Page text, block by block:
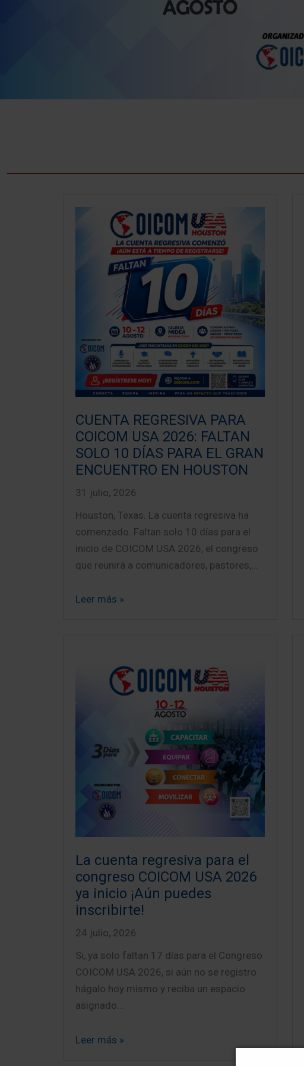
CUENTA REGRESIVA PARA
COICOM USA 2026: FALTAN
SOLO 10 DÍAS PARA EL GRAN
ENCUENTRO EN HOUSTON
31 julio, 2026
Houston, Texas. La cuenta regresiva ha
comenzado. Faltan solo 10 días para el
inicio de COICOM USA 2026, el congreso
que reunirá a comunicadores, pastores,…
Leer más »
La cuenta regresiva para el
congreso COICOM USA 2026
ya inicio ¡Aún puedes
inscribirte!
24 julio, 2026
Si, ya solo faltan 17 días para el Congreso
COICOM USA 2026, si aún no se registro
hágalo hoy mismo y reciba un espacio
asignado…
Leer más »